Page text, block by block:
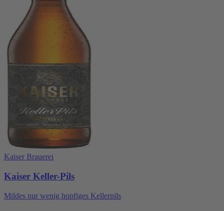
Kaiser Brauerei
Kaiser Keller-Pils
Mildes nur wenig hopfiges Kellerpils